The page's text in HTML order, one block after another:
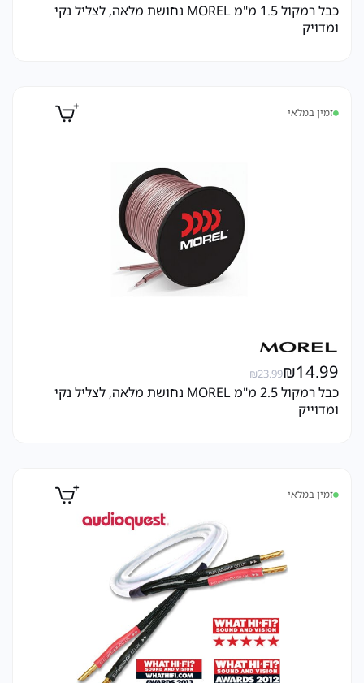
כבל רמקול 1.5 מ"מ MOREL נחושת מלאה, לצליל נקי
ומדויק
זמין במלאי
₪23.99₪14.99
כבל רמקול 2.5 מ"מ MOREL נחושת מלאה, לצליל נקי
ומדוייק
זמין במלאי